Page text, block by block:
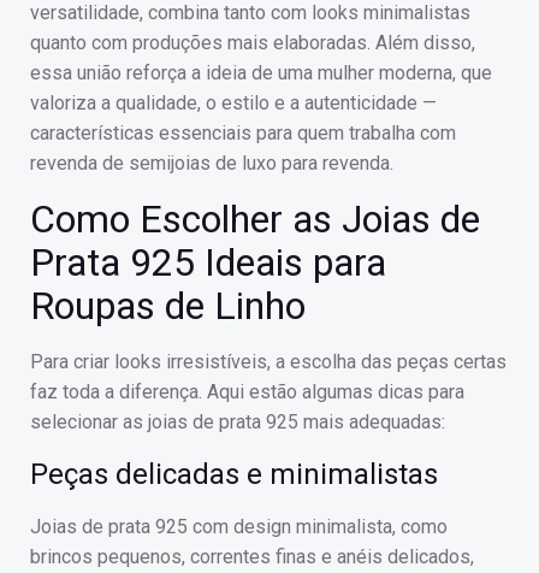
versatilidade, combina tanto com looks minimalistas
quanto com produções mais elaboradas. Além disso,
essa união reforça a ideia de uma mulher moderna, que
valoriza a qualidade, o estilo e a autenticidade —
características essenciais para quem trabalha com
revenda de semijoias de luxo para revenda.
Como Escolher as Joias de
Prata 925 Ideais para
Roupas de Linho
Para criar looks irresistíveis, a escolha das peças certas
faz toda a diferença. Aqui estão algumas dicas para
selecionar as joias de prata 925 mais adequadas:
Peças delicadas e minimalistas
Joias de prata 925 com design minimalista, como
brincos pequenos, correntes finas e anéis delicados,